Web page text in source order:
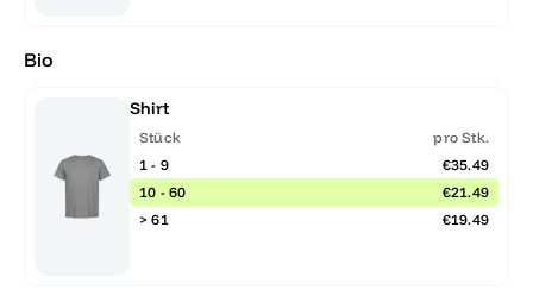
Bio
Shirt
Stück
pro Stk.
1 - 9
€35.49
10 - 60
€21.49
> 61
€19.49